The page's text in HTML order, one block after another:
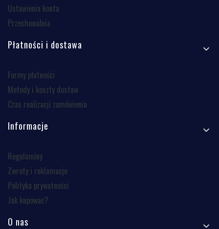
Ustawienia konta
Przechowalnia
Płatności i dostawa
Formy płatności
Metody i koszty dostaw
Czas realizacji zamówienia
Informacje
Regulaminy
Zwroty i reklamacje
Polityka prywatności
Jak kupować?
O nas